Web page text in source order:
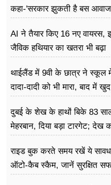
कहा-'सरकार झुकती है बस आवाज
AI ने तैयार किए 16 नए वायरस,
जैविक हथियार का खतरा भी बढ़ा
थाईलैंड में 9वी के छात्र ने स्कूल
दादा-दादी को भी मारा, बाद में
दुबई के शेख के हाथों बिके 83
मेहरबान, दिया बड़ा टारगेट; देख
राइड बुक करते समय रखें ये
ऑटो-कैब स्कैम, जानें सुरक्षित